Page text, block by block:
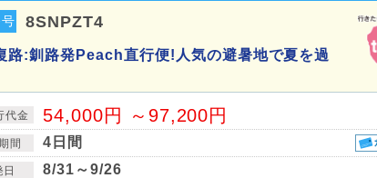
8SNPZT4
路:釧路発Peach直行便!人気の避暑地で夏を過
代金 54,000円 ～97,200円
間 4日間
日 8/31～9/26